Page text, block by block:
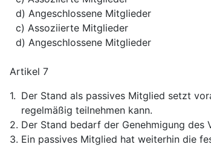
d) Angeschlossene Mitglieder
c) Assoziierte Mitglieder
d) Angeschlossene Mitglieder
Artikel 7
1. Der Stand als passives Mitglied setzt
regelmäßig teilnehmen kann.
2. Der Stand bedarf der Genehmigung des
3. Ein passives Mitglied hat weiterhin die